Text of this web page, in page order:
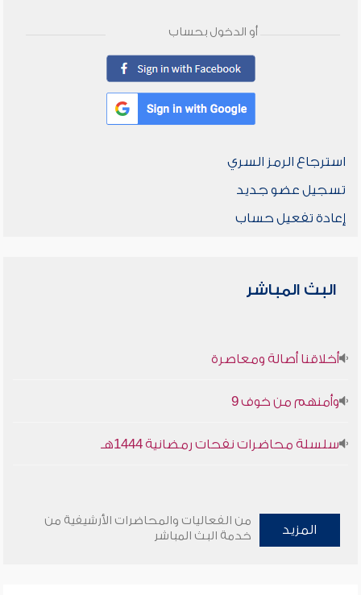
أو الدخول بحساب
استرجاع الرمز السري
تسجيل عضو جديد
إعادة تفعيل حساب
البث المباشر
أخلاقنا أصالة ومعاصرة
وأمنهم من خوف 9
سلسلة محاضرات نفحات رمضانية 1444هـ
المزيد
من الفعاليات والمحاضرات الأرشيفية من
خدمة البث المباشر